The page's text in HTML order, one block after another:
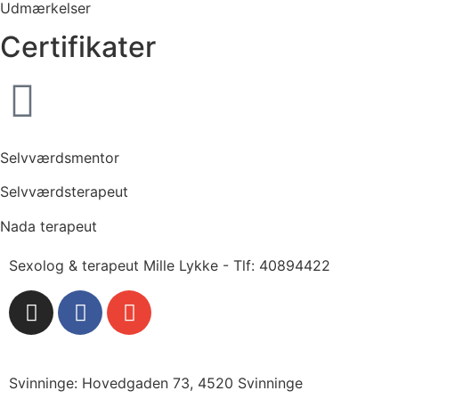
Udmærkelser
Certifikater
Selvværdsmentor
Selvværdsterapeut
Nada terapeut
Sexolog & terapeut Mille Lykke - Tlf: 40894422
Svinninge: Hovedgaden 73, 4520 Svinninge